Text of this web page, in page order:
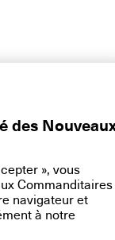
des
», vous
Commanditaires
navigateur et
à notre